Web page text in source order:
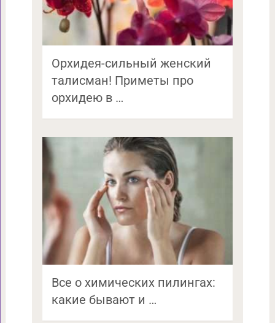
Орхидея-сильный женский
талисман! Приметы про
орхидею в …
Все о химических пилингах:
какие бывают и …